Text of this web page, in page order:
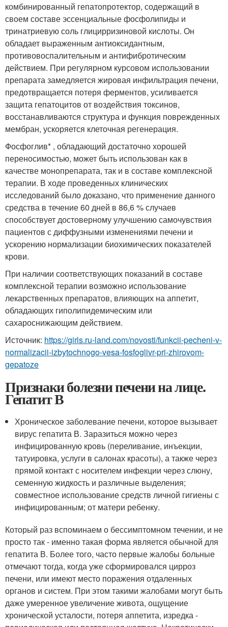
комбинированный гепатопротектор, содержащий в
своем составе эссенциальные фосфолипиды и
тринатриевую соль глицирризиновой кислоты. Он
обладает выраженным антиоксидантным,
противовоспалительным и антифибротическим
действием. При регулярном курсовом использовании
препарата замедляется жировая инфильтрация печени,
предотвращается потеря ферментов, усиливается
защита гепатоцитов от воздействия токсинов,
восстанавливаются структура и функция поврежденных
мембран, ускоряется клеточная регенерация.
Фосфоглив* , обладающий достаточно хорошей
переносимостью, может быть использован как в
качестве монопрепарата, так и в составе комплексной
терапии. В ходе проведенных клинических
исследований было доказано, что применение данного
средства в течение 60 дней в 86,6 % случаев
способствует достоверному улучшению самочувствия
пациентов с диффузными изменениями печени и
ускорению нормализации биохимических показателей
крови.
При наличии соответствующих показаний в составе
комплексной терапии возможно использование
лекарственных препаратов, влияющих на аппетит,
обладающих гиполипидемическим или
сахароснижающим действием.
Источник: https://girls.ru-land.com/novosti/funkcii-pecheni-v-
normalizacii-izbytochnogo-vesa-fosfoglivr-pri-zhirovom-
gepatoze
Признаки болезни печени на лице.
Гепатит В
Хроническое заболевание печени, которое вызывает
вирус гепатита В. Заразиться можно через
инфицированную кровь (переливание, инъекции,
татуировка, услуги в салонах красоты), а также через
прямой контакт с носителем инфекции через слюну,
семенную жидкость и различные выделения;
совместное использование средств личной гигиены с
инфицированным; от матери ребенку.
Который раз вспоминаем о бессимптомном течении, и не
просто так - именно такая форма является обычной для
гепатита В. Более того, часто первые жалобы больные
отмечают тогда, когда уже сформировался цирроз
печени, или имеют место поражения отдаленных
органов и систем. При этом такими жалобами могут быть
даже умеренное увеличение живота, ощущение
хронической усталости, потеря аппетита, изредка -